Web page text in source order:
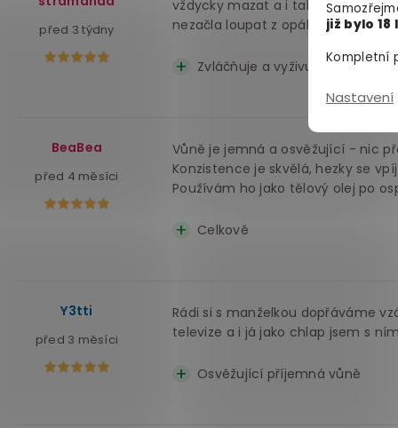
již bylo 18
Kompletní
Nastavení
před 3 týdny
vždycky mazat a i tak jsem
nezačla loupat z opálení jak had.
Zvláčňuje a vyživuje pokožku
BeaBea
před 4 měsíci
Vůně je jemná a osvěžující - nic
Konzistence je skvělá, hezky se
Používám ho jako tělový olej po
Celkově
Y3tti
před 3 měsíci
Rádi si s manželkou dopřáváme
televize a i já jako chlap jsem s
Osvěžující příjemná vůně